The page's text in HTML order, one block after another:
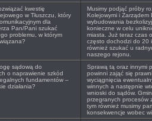
kwestię
w Tłuszczu, który
dla
Pan/Pani szukać
problemu, w którym
Musimy podjąć próby
Kolejowymi i Zarządem
wybudowania
konieczne w celu
miasta. Już teraz czas
często dochodzi do 20
również szukać u
naszego rejonu.
sądową do
o naprawienie szkód
fundamentów –
działania?
Sprawą tą oraz innymi
powinni zająć się
wyciągnięcia
winnych a następnie
wnioski do sądów.
przegranych procesów
tym również musimy
konsekwencje wobec